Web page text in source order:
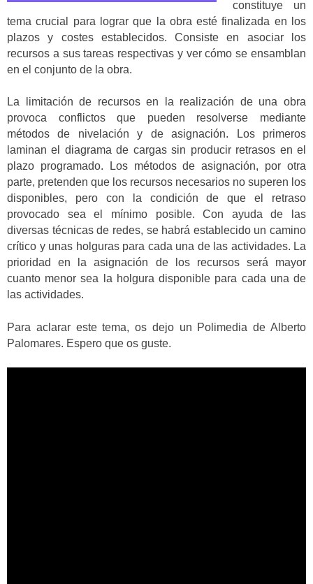
constituye un
tema crucial para lograr que la obra esté finalizada en los
plazos y costes establecidos. Consiste en asociar los
recursos a sus tareas respectivas y ver cómo se ensamblan
en el conjunto de la obra.
La limitación de recursos en la realización de una obra
provoca conflictos que pueden resolverse mediante
métodos de nivelación y de asignación. Los primeros
laminan el diagrama de cargas sin producir retrasos en el
plazo programado. Los métodos de asignación, por otra
parte, pretenden que los recursos necesarios no superen los
disponibles, pero con la condición de que el retraso
provocado sea el mínimo posible. Con ayuda de las
diversas técnicas de redes, se habrá establecido un camino
crítico y unas holguras para cada una de las actividades. La
prioridad en la asignación de los recursos será mayor
cuanto menor sea la holgura disponible para cada una de
las actividades.
Para aclarar este tema, os dejo un Polimedia de Alberto
Palomares. Espero que os guste.